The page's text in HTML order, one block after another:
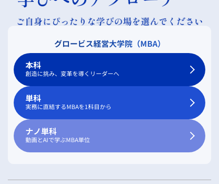
グロービス経営大学院（MBA）
本科
創造に挑み、変革を導くリーダーへ
単科
実務に直結するMBAを1科目から
ナノ単科
動画とAIで学ぶMBA単位